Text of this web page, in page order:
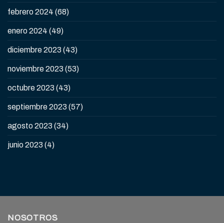
febrero 2024 (68)
enero 2024 (49)
diciembre 2023 (43)
noviembre 2023 (53)
octubre 2023 (43)
septiembre 2023 (57)
agosto 2023 (34)
junio 2023 (4)
NOSOTROS